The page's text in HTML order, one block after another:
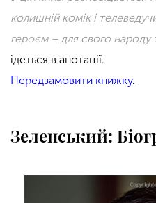
колишній комік і
героєм – для свого народу
ідеться в анотації.
Передзамовити книжку.
Зеленський: